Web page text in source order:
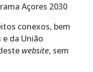
Açores 2030
conexos, bem
da União
website, sem